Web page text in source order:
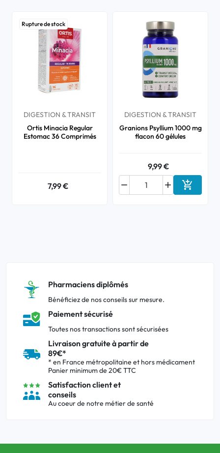
Rupture de stock
DIGESTION & TRANSIT
Ortis Minacia Regular
Estomac 36 Comprimés
7,99 €
DIGESTION & TRANSIT
Granions Psyllium 1000 mg
flacon 60 gélules
9,99 €

 Ajouter
Pharmaciens diplômés
Bénéficiez de nos conseils sur mesure.
Paiement sécurisé
Toutes nos transactions sont sécurisées
Livraison gratuite à partir de
89€*
* en France métropolitaine et hors médicament
Panier minimum de 20€ TTC
Satisfaction client et
conseils
Au coeur de notre métier de santé